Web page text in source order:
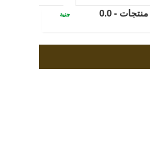
جنية